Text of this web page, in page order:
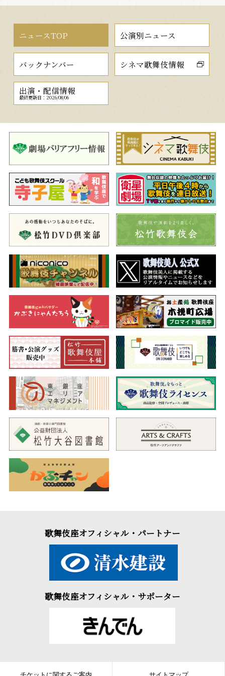
ニュースTOP 公演別ニュース
バックナンバー シネマ歌舞伎情報
出演・配信情報
最終更新日：2026/08/06
歌舞伎座オフィシャル・パートナー
歌舞伎座オフィシャル・サポーター